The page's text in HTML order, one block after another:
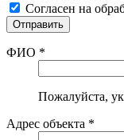
Согласен на
ФИО *
Пожалуйста,
Адрес объекта *